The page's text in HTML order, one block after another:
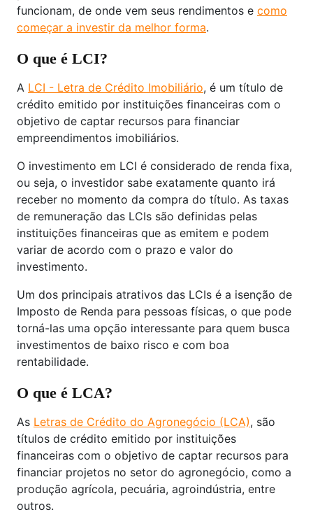
funcionam, de onde vem seus rendimentos e como
começar a investir da melhor forma.
O que é LCI?
A LCI - Letra de Crédito Imobiliário, é um título de
crédito emitido por instituições financeiras com o
objetivo de captar recursos para financiar
empreendimentos imobiliários.
O investimento em LCI é considerado de renda fixa,
ou seja, o investidor sabe exatamente quanto irá
receber no momento da compra do título. As taxas
de remuneração das LCIs são definidas pelas
instituições financeiras que as emitem e podem
variar de acordo com o prazo e valor do
investimento.
Um dos principais atrativos das LCIs é a isenção de
Imposto de Renda para pessoas físicas, o que pode
torná-las uma opção interessante para quem busca
investimentos de baixo risco e com boa
rentabilidade.
O que é LCA?
As Letras de Crédito do Agronegócio (LCA), são
títulos de crédito emitido por instituições
financeiras com o objetivo de captar recursos para
financiar projetos no setor do agronegócio, como a
produção agrícola, pecuária, agroindústria, entre
outros.